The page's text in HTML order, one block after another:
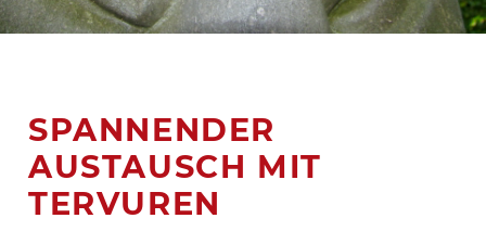
SPANNENDER
AUSTAUSCH MIT
TERVUREN